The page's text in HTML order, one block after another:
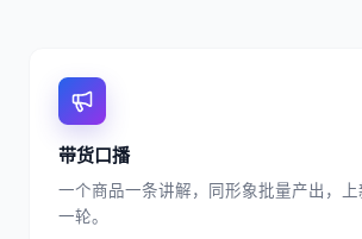
带货口播
一个商品一条讲解，同形象批量产出，
一轮。